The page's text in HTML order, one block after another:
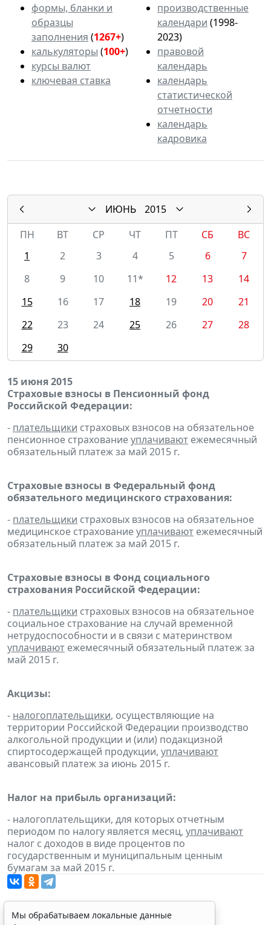
формы, бланки и
образцы
заполнения (1267+)
калькуляторы (100+)
курсы валют
ключевая ставка
производственные
календари (1998-
2023)
правовой
календарь
календарь
статистической
отчетности
календарь
кадровика
ИЮНЬ
2015
ПН
ВТ СР ЧТ ПТ СБ
ВС
1
2 3 4 5 6
7
8
9 10 11* 12 13
14
15
16 17 18 19 20
21
22
23 24 25 26 27
28
29
30
15 июня 2015
Страховые взносы в Пенсионный фонд
Российской Федерации:
- плательщики страховых взносов на обязательное
пенсионное страхованиеуплачивают ежемесячный
обязательный платеж за май 2015 г.
Страховые взносы в Федеральный фонд
обязательного медицинского страхования:
- плательщики страховых взносов на обязательное
медицинское страхованиеуплачивают ежемесячный
обязательный платеж за май 2015 г.
Страховые взносы в Фонд социального
страхования Российской Федерации:
- плательщики страховых взносов на обязательное
социальное страхование на случай временной
нетрудоспособности и в связи с материнством
уплачивают ежемесячный обязательный платеж за
май 2015 г.
Акцизы:
- налогоплательщики, осуществляющие на
территории Российской Федерации производство
алкогольной продукции и (или) подакцизной
спиртосодержащей продукции, уплачивают
авансовый платеж за июнь 2015 г.
Налог на прибыль организаций:
- налогоплательщики, для которых отчетным
периодом по налогу является месяц, уплачивают
налог с доходов в виде процентов по
государственным и муниципальным ценным
бумагам за май 2015 г.
Мы обрабатываем локальные данные